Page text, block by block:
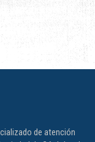
de atención